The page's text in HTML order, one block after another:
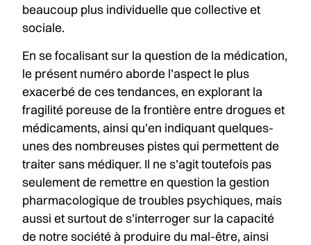
beaucoup plus individuelle que collective et
sociale.
En se focalisant sur la question de la médication,
le présent numéro aborde l’aspect le plus
exacerbé de ces tendances, en explorant la
fragilité poreuse de la frontière entre drogues et
médicaments, ainsi qu’en indiquant quelques-
unes des nombreuses pistes qui permettent de
traiter sans médiquer. Il ne s’agit toutefois pas
seulement de remettre en question la gestion
pharmacologique de troubles psychiques, mais
aussi et surtout de s’interroger sur la capacité
de notre société à produire du mal-être, ainsi